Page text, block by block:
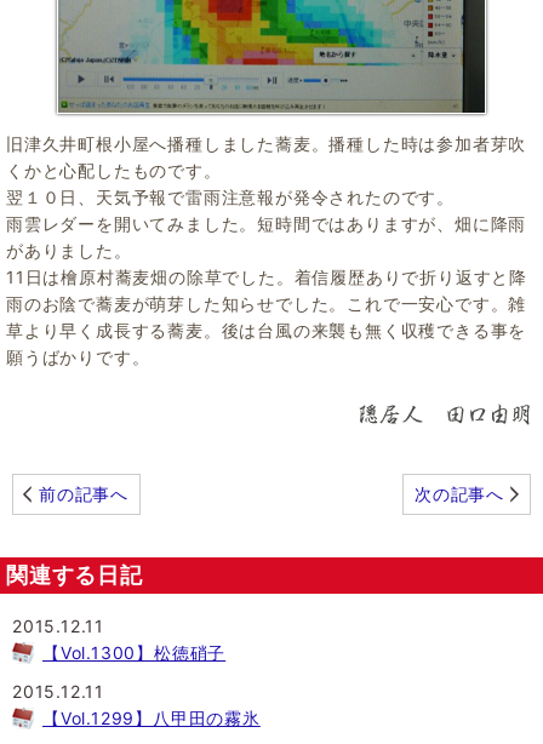
旧津久井町根小屋へ播種しました蕎麦。播種した時は参加者芽吹
くかと心配したものです。
翌１０日、天気予報で雷雨注意報が発令されたのです。
雨雲レダーを開いてみました。短時間ではありますが、畑に降雨
がありました。
11日は檜原村蕎麦畑の除草でした。着信履歴ありで折り返すと降
雨のお陰で蕎麦が萌芽した知らせでした。これで一安心です。雑
草より早く成長する蕎麦。後は台風の来襲も無く収穫できる事を
願うばかりです。
前の記事へ 次の記事へ
関連する日記
2015.12.11
【Vol.1300】松徳硝子
2015.12.11
【Vol.1299】八甲田の霧氷